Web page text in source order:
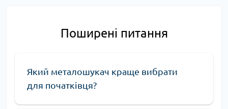
Металошукач (металодетектор) – електронний
мають провідність, тому виявляють метал в
слабкопровідному середовищі – ґрунті, на дня
водойм, під одягом, в деревині тощо.
Поширені питання
Який металошукач краще вибрати
для початківця?